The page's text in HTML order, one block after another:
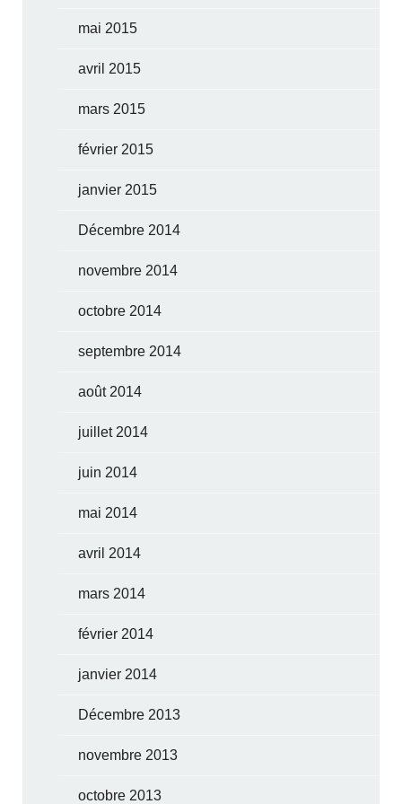
mai 2015
avril 2015
mars 2015
février 2015
janvier 2015
Décembre 2014
novembre 2014
octobre 2014
septembre 2014
août 2014
juillet 2014
juin 2014
mai 2014
avril 2014
mars 2014
février 2014
janvier 2014
Décembre 2013
novembre 2013
octobre 2013